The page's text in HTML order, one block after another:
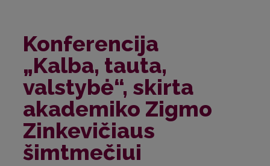
Konferencija
„Kalba, tauta,
valstybė“, skirta
akademiko Zigmo
Zinkevičiaus
šimtmečiui